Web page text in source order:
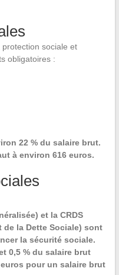
sociale et
obligatoires :
22 % du salaire brut.
à environ 616 euros.
et la CRDS
la Dette Sociale) sont
la sécurité sociale.
0,5 % du salaire brut
pour un salaire brut